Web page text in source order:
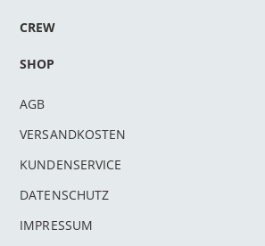
CREW
SHOP
AGB
VERSANDKOSTEN
KUNDENSERVICE
DATENSCHUTZ
IMPRESSUM